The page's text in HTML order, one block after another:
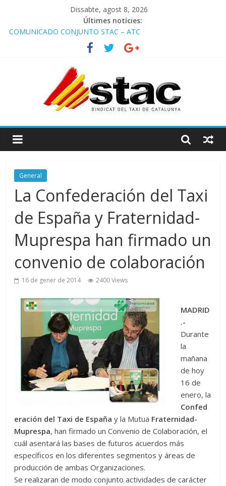
Dissabte, agost 8, 2026
Últimes notícies:
COMUNICADO CONJUNTO STAC – ATC
Comunicado STAC/ ATC de la reunión con los Mossos d
‘Esquadra del aeropuerto de Barcelona.
Programa de Radio TAXI LIBRE 29.07.2026 en COOLTURA FM.
STAC/ATC SOLICITAN TAULA TÈCNICA PARA MEJORAR LA
OPERATIVA DE ENTRADA EN EL PUERTO DE BARCELONA.
Programa de Radio TAXI LIBRE 22.07.2026 en COOLTURA FM.
General
La Confederación del Taxi
de España y Fraternidad-
Muprespa han firmado un
convenio de colaboración
16 de gener de 2014 2400 Views
MADRID
.-
Durante
la
mañana
de hoy
16 de
enero, la
Confed
eración del Taxi de España y la Mutua Fraternidad-
Muprespa, han firmado un Convenio de Colaboración, el
cuál asentará las bases de futuros acuerdos más
específicos en los diferentes segmentos y áreas de
producción de ambas Organizaciones.
Se realizaran de modo conjunto actividades de carácter